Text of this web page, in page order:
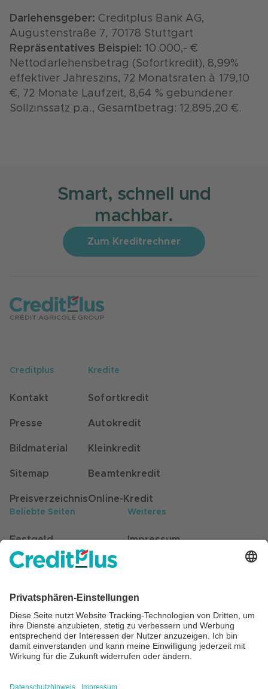
Darlehensgeber: Creditplus Bank AG,
Augustenstraße 7, 70178 Stuttgart
Repräsentatives Beispiel: 10.000,- €
Nettodarlehensbetrag (Sofortkredit), 8,99%
effektiver Jahreszins, 72 Monatsraten à 179,10
€, 72 Monate Laufzeit, 8,64 % gebundener
Sollzinssatz p.a., Gesamtbetrag: 12.895,20 €.
Smart, schnell und
machbar.
Zum Kreditrechner
Creditplus
Kontakt
Presse
Bildmaterial
Sitemap
Preisverzeichnis
Kredite
Sofortkredit
Autokredit
Kleinkredit
Beamtenkredit
Online-Kredit
Beliebte Seiten
Festgeld
Kunden werben Kunden
Self-Service für Kunden
Beratung
Weiteres
Impressum
Barrierefreiheit
Cookie Einstellungen